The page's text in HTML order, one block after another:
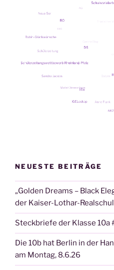
NEUESTE BEITRÄGE
„Golden Dreams – Black
der Kaiser-Lothar-
Steckbriefe der Klasse 10a
Die 10b hat Berlin in der
am Montag, 8.6.26